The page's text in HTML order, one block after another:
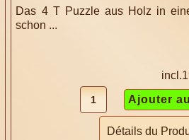
Das 4 T Puzzle aus Holz in
schon ...
Détails du